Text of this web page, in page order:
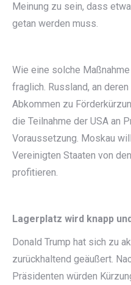
Meinung zu sein, dass
getan werden muss.
Wie eine solche
fraglich. Russland, an
Abkommen zu
die Teilnahme der USA an
Voraussetzung. Moskau
Vereinigten Staaten von
profitieren.
Lagerplatz wird knapp
Donald Trump hat sich zu
zurückhaltend geäußert.
Präsidenten würden